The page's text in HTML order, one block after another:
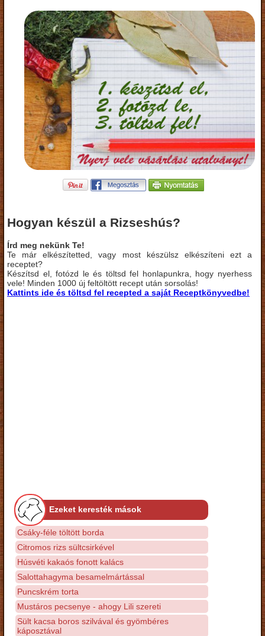
Hogyan készül a Rizseshús?
Írd meg nekünk Te!
Te már elkészítetted, vagy most készülsz elkészíteni ezt a
receptet?
Készítsd el, fotózd le és töltsd fel honlapunkra, hogy nyerhess
vele! Minden 1000 új feltöltött recept után sorsolás!
Kattints ide és töltsd fel recepted a saját Receptkönyvedbe!
Ezeket keresték mások
Csáky-féle töltött borda
Citromos rizs sültcsirkével
Húsvéti kakaós fonott kalács
Salottahagyma besamelmártással
Puncskrém torta
Mustáros pecsenye - ahogy Lili szereti
Sült kacsa boros szilvával és gyömbéres
káposztával